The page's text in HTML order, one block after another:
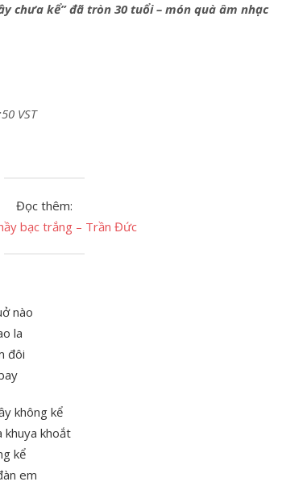
chưa kể” đã tròn 30 tuổi – món quà âm nhạc
VST
Đọc thêm:
bạc trắng – Trần Đức
nào
la
đôi
không kể
khuya khoắt
kể
em